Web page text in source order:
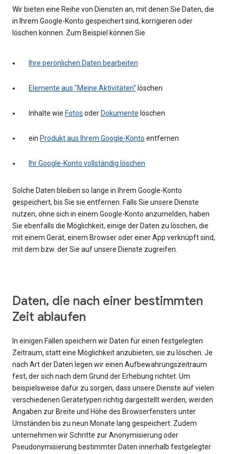
Wir bieten eine Reihe von Diensten an, mit denen Sie Daten, die
in Ihrem Google-Konto gespeichert sind, korrigieren oder
löschen können. Zum Beispiel können Sie
Ihre perönlichen Daten bearbeiten
Elemente aus "Meine Aktivitäten" löschen
Inhalte wie Fotos oder Dokumente löschen
ein Produkt aus Ihrem Google-Konto entfernen
Ihr Google-Konto vollständig löschen
Solche Daten bleiben so lange in Ihrem Google-Konto
gespeichert, bis Sie sie entfernen. Falls Sie unsere Dienste
nutzen, ohne sich in einem Google-Konto anzumelden, haben
Sie ebenfalls die Möglichkeit, einige der Daten zu löschen, die
mit einem Gerät, einem Browser oder einer App verknüpft sind,
mit dem bzw. der Sie auf unsere Dienste zugreifen.
Daten, die nach einer bestimmten
Zeit ablaufen
In einigen Fällen speichern wir Daten für einen festgelegten
Zeitraum, statt eine Möglichkeit anzubieten, sie zu löschen. Je
nach Art der Daten legen wir einen Aufbewahrungszeitraum
fest, der sich nach dem Grund der Erhebung richtet. Um
beispielsweise dafür zu sorgen, dass unsere Dienste auf vielen
verschiedenen Gerätetypen richtig dargestellt werden, werden
Angaben zur Breite und Höhe des Browserfensters unter
Umständen bis zu neun Monate lang gespeichert. Zudem
unternehmen wir Schritte zur Anonymisierung oder
Pseudonymisierung bestimmter Daten innerhalb festgelegter